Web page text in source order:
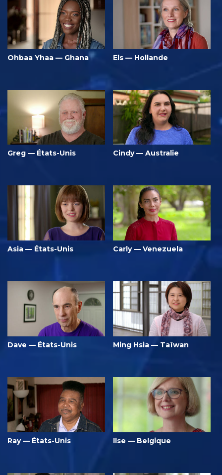
Ohbaa Yhaa — Ghana Els — Hollande
Greg — États-Unis Cindy — Australie
Asia — États-Unis Carly — Venezuela
Dave — États-Unis Ming Hsia — Taïwan
Ray — États-Unis Ilse — Belgique